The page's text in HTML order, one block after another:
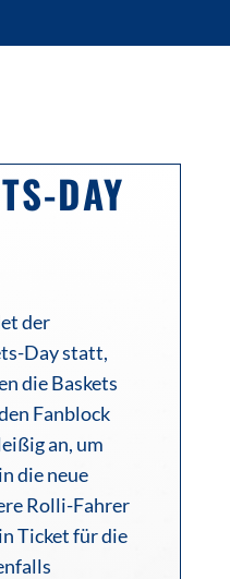
DAY
der
Day statt,
die Baskets
Fanblock
an, um
die neue
Rolli-Fahrer
Ticket für die